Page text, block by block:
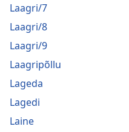
Laagri/7
Laagri/8
Laagri/9
Laagripõllu
Lageda
Lagedi
Laine